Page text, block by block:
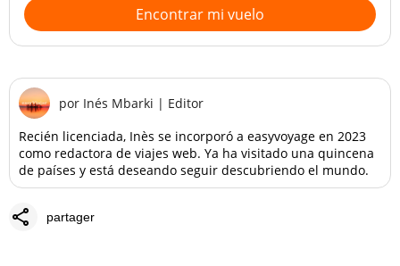
Encontrar mi vuelo
por Inés Mbarki | Editor
Recién licenciada, Inès se incorporó a easyvoyage en 2023
como redactora de viajes web. Ya ha visitado una quincena
de países y está deseando seguir descubriendo el mundo.
share partager